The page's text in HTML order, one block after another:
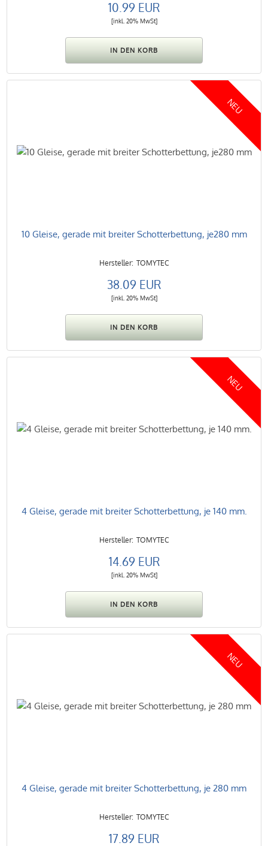
10.99 EUR
[inkl. 20% MwSt]
NEU
10 Gleise, gerade mit breiter Schotterbettung, je280 mm
TOMYTEC
38.09 EUR
[inkl. 20% MwSt]
NEU
4 Gleise, gerade mit breiter Schotterbettung, je 140 mm.
TOMYTEC
14.69 EUR
[inkl. 20% MwSt]
NEU
4 Gleise, gerade mit breiter Schotterbettung, je 280 mm
TOMYTEC
17.89 EUR